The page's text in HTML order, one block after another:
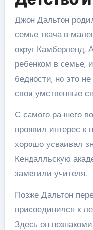
Джон Дальтон
семье ткача в
округ
ребенком в семье,
бедности, но это
свои умственные
С самого раннего
проявил интерес к
хорошо усваивал
Кендалльскую
заметили учителя.
Позже Дальтон
присоединился к
Здесь он